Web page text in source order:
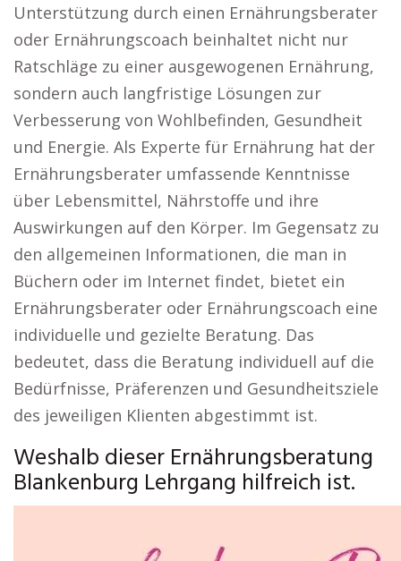
Unterstützung durch einen Ernährungsberater
oder Ernährungscoach beinhaltet nicht nur
Ratschläge zu einer ausgewogenen Ernährung,
sondern auch langfristige Lösungen zur
Verbesserung von Wohlbefinden, Gesundheit
und Energie. Als Experte für Ernährung hat der
Ernährungsberater umfassende Kenntnisse
über Lebensmittel, Nährstoffe und ihre
Auswirkungen auf den Körper. Im Gegensatz zu
den allgemeinen Informationen, die man in
Büchern oder im Internet findet, bietet ein
Ernährungsberater oder Ernährungscoach eine
individuelle und gezielte Beratung. Das
bedeutet, dass die Beratung individuell auf die
Bedürfnisse, Präferenzen und Gesundheitsziele
des jeweiligen Klienten abgestimmt ist.
Weshalb dieser Ernährungsberatung
Blankenburg Lehrgang hilfreich ist.